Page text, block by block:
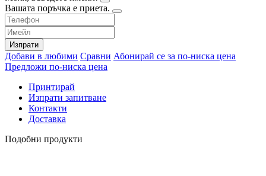
Вашата поръчка е приета.
Изпрати
Добави в любими Сравни Абонирай се за по-ниска цена
Предложи по-ниска цена
Принтирай
Изпрати запитване
Контакти
Доставка
Подобни продукти